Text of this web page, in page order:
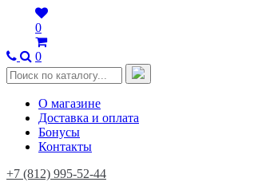
0
0
О магазине
Доставка и оплата
Бонусы
Контакты
+7 (812) 995-52-44